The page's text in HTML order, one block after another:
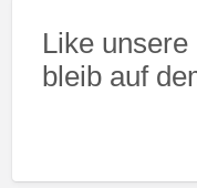
Like unsere
bleib auf